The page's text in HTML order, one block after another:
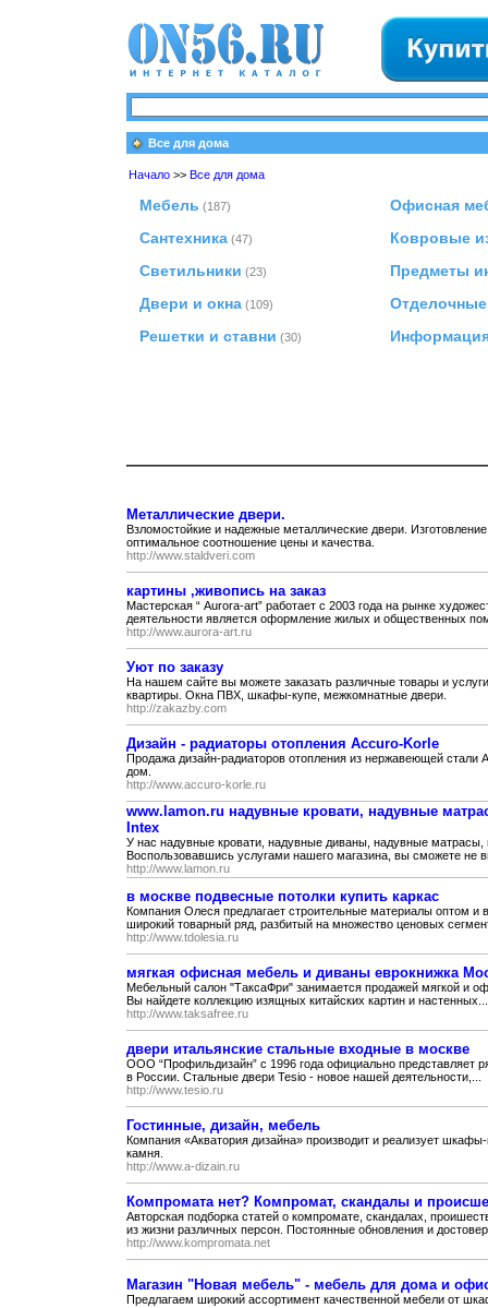
Все для дома
Начало >> Все для дома
Мебель (187)
Офисная
Сантехника (47)
Ковровые
Светильники (23)
Предметы
Двери и окна (109)
Решетки и ставни (30)
Металлические двери.
Взломостойкие и надежные металлические двери.
оптимальное соотношение цены и качества.
http://www.staldveri.com
картины ,живопись на заказ
Мастерская “ Aurora-art” работает с 2003 года на рынке
деятельности является оформление жилых и общественных
http://www.aurora-art.ru
Уют по заказу
На нашем сайте вы можете заказать различные товары и
квартиры. Окна ПВХ, шкафы-купе, межкомнатные двери.
http://zakazby.com
Дизайн - радиаторы отопления Accuro-Korle
Продажа дизайн-радиаторов отопления из нержавеющей стали
дом.
http://www.accuro-korle.ru
www.lamon.ru надувные кровати, надувные
Intex
У нас надувные кровати, надувные диваны, надувные
Воспользовавшись услугами нашего магазина, вы сможете не
http://www.lamon.ru
в москве подвесные потолки купить каркас
Компания Олеся предлагает строительные материалы оптом и
широкий товарный ряд, разбитый на множество ценовых
http://www.tdolesia.ru
мягкая офисная мебель и диваны еврокнижка
Мебельный салон "ТаксаФри" занимается продажей мягкой и
Вы найдете коллекцию изящных китайских картин и настенных...
http://www.taksafree.ru
двери итальянские стальные входные в москве
ООО “Профильдизайн” с 1996 года официально представляет
в России. Стальные двери Tesio - новое нашей деятельности,...
http://www.tesio.ru
Гостинные, дизайн, мебель
Компания «Акватория дизайна» производит и реализует
камня.
http://www.a-dizain.ru
Компромата нет? Компромат, скандалы и
Авторская подборка статей о компромате, скандалах,
из жизни различных персон. Постоянные обновления и
http://www.kompromata.net
Магазин "Новая мебель" - мебель для дома и
Предлагаем широкий ассортимент качественной мебели от